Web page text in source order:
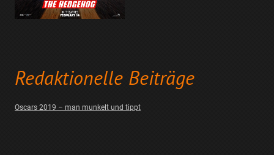
Redaktionelle Beiträge
Oscars 2019 – man munkelt und tippt